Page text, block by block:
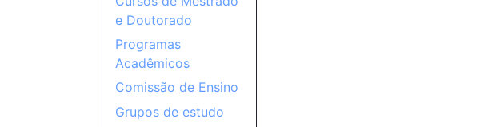
e Doutorado
Programas
Acadêmicos
Comissão de Ensino
Grupos de estudo